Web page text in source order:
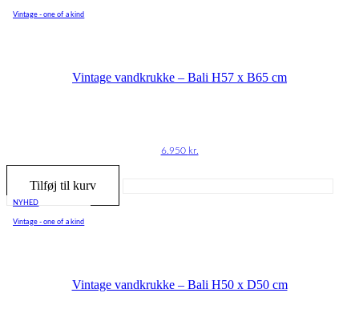
Vintage - one of a kind
Vintage vandkrukke – Bali H57 x B65 cm
6.950 kr.
Tilføj til kurv
NYHED
Vintage - one of a kind
Vintage vandkrukke – Bali H50 x D50 cm